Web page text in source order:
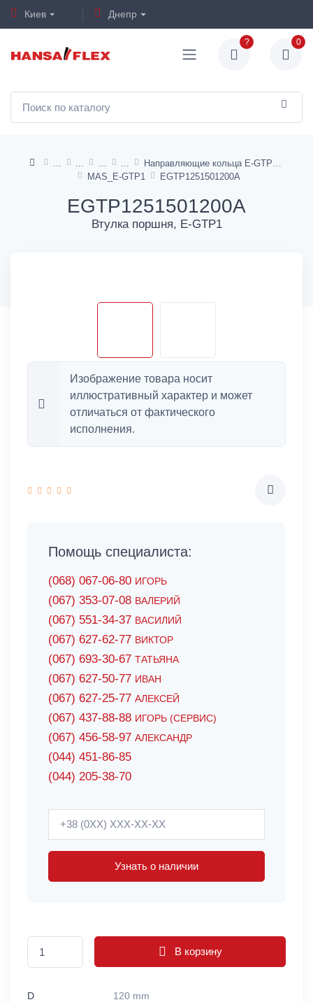
Киев Днепр
? 0
MAS_E-GTP1
EGTP1251501200A
EGTP1251501200A
Втулка поршня, E-GTP1
Изображение товара носит
иллюстративный характер и может
отличаться от фактического
исполнения.
Помощь специалиста:
(068) 067-06-80 ИГОРЬ
(067) 353-07-08 ВАЛЕРИЙ
(067) 551-34-37 ВАСИЛИЙ
(067) 627-62-77 ВИКТОР
(067) 693-30-67 ТАТЬЯНА
(067) 627-50-77 ИВАН
(067) 627-25-77 АЛЕКСЕЙ
(067) 437-88-88 ИГОРЬ (СЕРВИС)
(067) 456-58-97 АЛЕКСАНДР
(044) 451-86-85
(044) 205-38-70
Узнать о наличии
В корзину
D 120 mm